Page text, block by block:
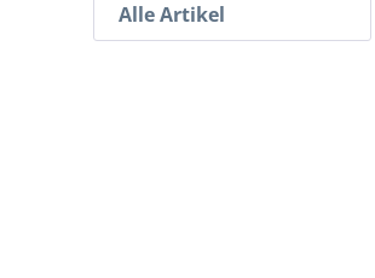
Alle Artikel